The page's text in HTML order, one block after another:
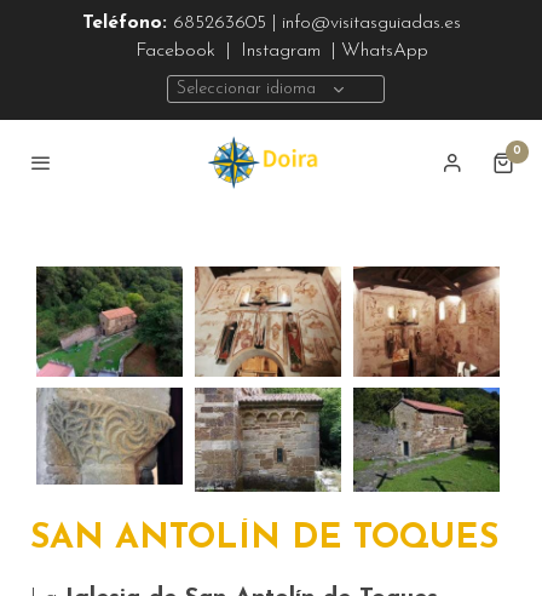
Teléfono: 685263605 | info@visitasguiadas.es
Facebook
Instagram | WhatsApp
Seleccionar idioma
0
SAN ANTOLÍN DE TOQUES